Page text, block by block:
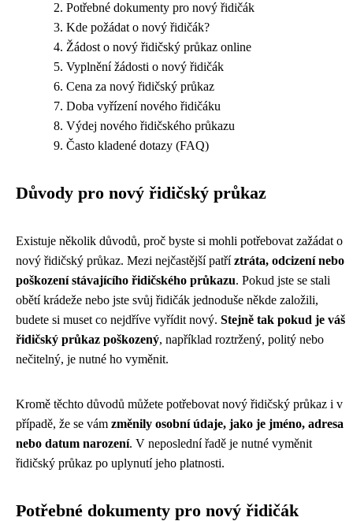
Potřebné dokumenty pro nový řidičák
Kde požádat o nový řidičák?
Žádost o nový řidičský průkaz online
Vyplnění žádosti o nový řidičák
Cena za nový řidičský průkaz
Doba vyřízení nového řidičáku
Výdej nového řidičského průkazu
Často kladené dotazy (FAQ)
Důvody pro nový řidičský průkaz
Existuje několik důvodů, proč byste si mohli potřebovat zažádat o
nový řidičský průkaz. Mezi nejčastější patříztráta, odcizení nebo
poškození stávajícího řidičského průkazu. Pokud jste se stali
obětí krádeže nebo jste svůj řidičák jednoduše někde založili,
budete si muset co nejdříve vyřídit nový. Stejně tak pokud je váš
řidičský průkaz poškozený, například roztržený, politý nebo
nečitelný, je nutné ho vyměnit.
Kromě těchto důvodů můžete potřebovat nový řidičský průkaz i v
případě, že se vám změnily osobní údaje, jako je jméno, adresa
nebo datum narození. V neposlední řadě je nutné vyměnit
řidičský průkaz po uplynutí jeho platnosti.
Potřebné dokumenty pro nový řidičák